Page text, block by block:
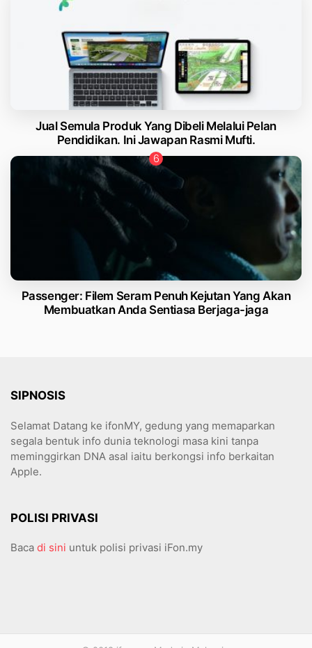
Jual Semula Produk Yang Dibeli Melalui Pelan
Pendidikan. Ini Jawapan Rasmi Mufti.
Passenger: Filem Seram Penuh Kejutan Yang Akan
Membuatkan Anda Sentiasa Berjaga-jaga
SIPNOSIS
Selamat Datang ke ifonMY, gedung yang memaparkan
segala bentuk info dunia teknologi masa kini tanpa
meminggirkan DNA asal iaitu berkongsi info berkaitan
Apple.
POLISI PRIVASI
Baca di sini untuk polisi privasi iFon.my